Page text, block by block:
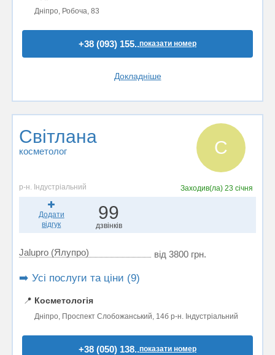
Дніпро, Робоча, 83
+38 (093) 155..показати номер
Докладніше
Світлана
косметолог С
р-н. Індустріальний Заходив(ла) 23 січня
Додати
відгук
99
дзвінків
Jalupro (Ялупро) від 3800 грн.
➡️ Усі послуги та ціни (9)
📍 Косметологія
Дніпро, Проспект Слобожанський, 14б р-н. Індустріальний
+38 (050) 138..показати номер